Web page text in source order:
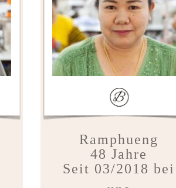
Ramphueng
48 Jahre
Seit 03/2018 bei